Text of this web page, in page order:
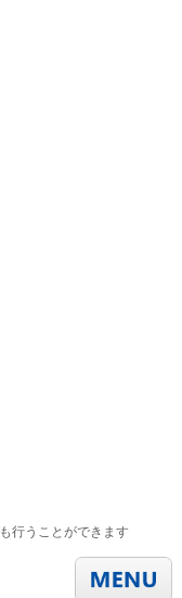
行うことができます